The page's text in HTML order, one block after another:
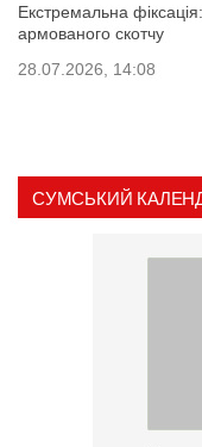
Екстремальна
армованого скотчу
28.07.2026, 14:08
СУМСЬКИЙ